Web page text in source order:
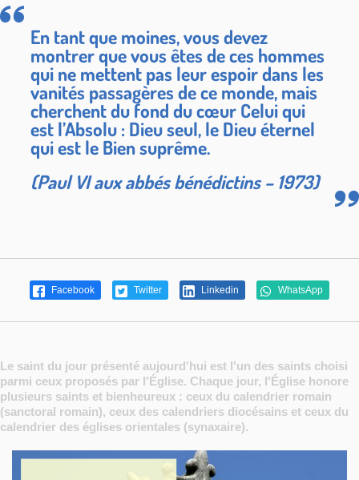
En tant que moines, vous devez
montrer que vous êtes de ces hommes
qui ne mettent pas leur espoir dans les
vanités passagères de ce monde, mais
cherchent du fond du cœur Celui qui
est l’Absolu : Dieu seul, le Dieu éternel
qui est le Bien suprême.
(Paul VI aux abbés bénédictins – 1973)
Facebook Twitter Linkedin WhatsApp
Le saint du jour présenté aujourd'hui est l'un des saints choisi
parmi ceux proposés par l'Église. Chaque jour, l'Église honore
plusieurs saints et bienheureux : ceux du calendrier romain
(sanctoral romain), ceux des calendriers diocésains et ceux du
calendrier des églises orientales (synaxaire).